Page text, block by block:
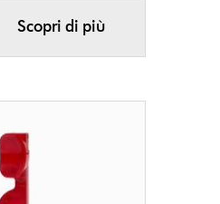
Scopri di più